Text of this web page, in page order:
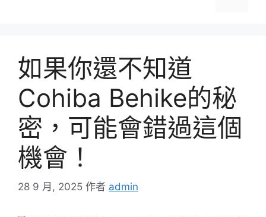
如果你還不知道
Cohiba Behike的秘
密，可能會錯過這個
機會！
28 9 月, 2025 作者 admin